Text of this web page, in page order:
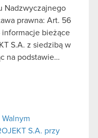
Nadzwyczajnego
prawna: Art. 56
informacje bieżące
S.A. z siedzibą w
na podstawie…
S.A. przy